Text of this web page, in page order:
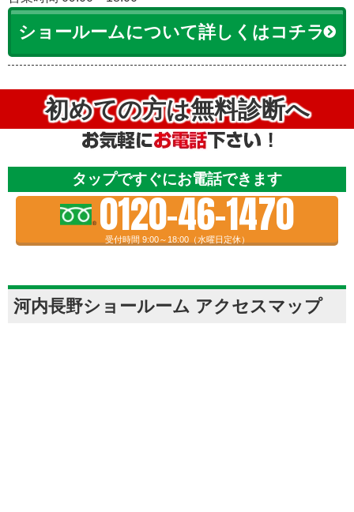
ショールームについて詳しくはコチラ
初めての方は無料診断へ
タップですぐにお電話できます
0120-46-1470
受付時間 9:00～18:00（水曜日定休）
河内長野ショールーム アクセスマップ